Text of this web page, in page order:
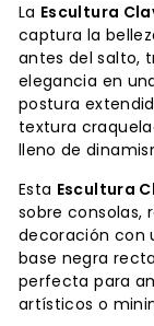
La Escultura
captura la
antes del salto,
elegancia en
postura
textura
lleno de
Esta Escultura
sobre consolas,
decoración con
base negra
perfecta para
artísticos o